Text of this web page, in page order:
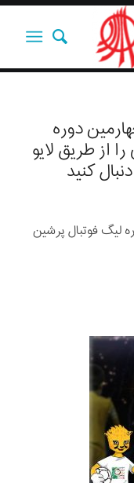
دوره
از طریق لایو
کنید
لیگ فوتبال پرشین